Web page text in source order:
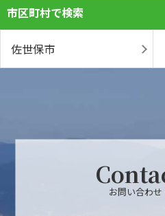
市区町村で検索
佐世保市
お問い合わせ